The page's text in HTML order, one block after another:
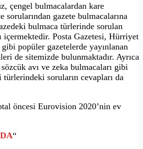
çengel bulmacalardan kare
sorularından gazete bulmacalarına
bulmaca türlerinde sorulan
içermektedir. Posta Gazetesi, Hürriyet
popüler gazetelerde yayınlanan
de sitemizde bulunmaktadır. Ayrıca
avı ve zeka bulmacaları gibi
soruların cevapları da
öncesi Eurovision 2020’nin ev
“